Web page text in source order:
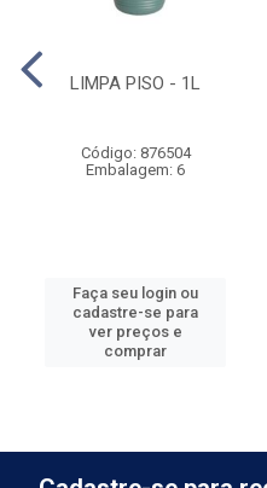
LIMPA PISO - 1L
Código: 876504
Embalagem: 6
Faça seu login ou
cadastre-se para
ver preços e
comprar